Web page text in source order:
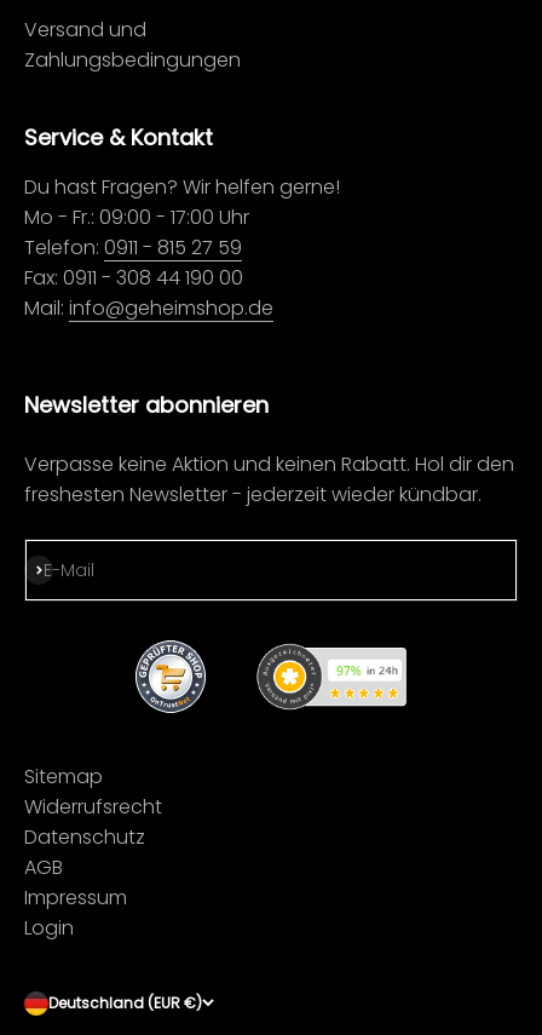
Versand und
Zahlungsbedingungen
Service & Kontakt
Du hast Fragen? Wir helfen gerne!
Mo - Fr.: 09:00 - 17:00 Uhr
Telefon: 0911 - 815 27 59
Fax: 0911 - 308 44 190 00
Mail: info@geheimshop.de
Newsletter abonnieren
Verpasse keine Aktion und keinen Rabatt. Hol dir den
freshesten Newsletter - jederzeit wieder kündbar.
E-Mail
Abonnieren
Sitemap
Widerrufsrecht
Datenschutz
AGB
Impressum
Login
Deutschland (EUR €)